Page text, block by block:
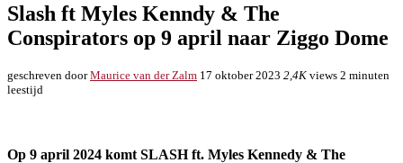
Slash ft Myles Kenndy & The
Conspirators op 9 april naar Ziggo Dome
geschreven doorMaurice van der Zalm 17 oktober 2023 2,4K views 2 minuten
leestijd
Op 9 april 2024 komt SLASH ft. Myles Kennedy & The